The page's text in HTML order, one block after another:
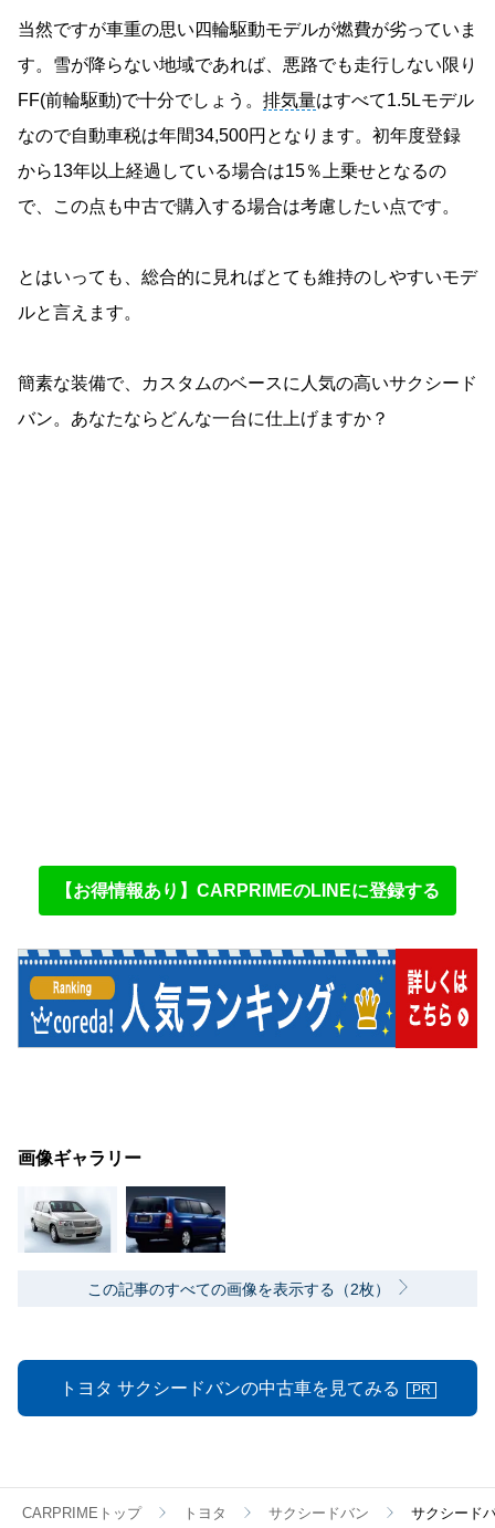
当然ですが車重の思い四輪駆動モデルが燃費が劣っていま
す。雪が降らない地域であれば、悪路でも走行しない限り
FF(前輪駆動)で十分でしょう。 排気量はすべて1.5Lモデル
なので自動車税は年間34,500円となります。初年度登録
から13年以上経過している場合は15％上乗せとなるの
で、この点も中古で購入する場合は考慮したい点です。
とはいっても、総合的に見ればとても維持のしやすいモデ
ルと言えます。
簡素な装備で、カスタムのベースに人気の高いサクシード
バン。あなたならどんな一台に仕上げますか？
【お得情報あり】CARPRIMEのLINEに登録する
画像ギャラリー
この記事のすべての画像を表示する（2枚）
トヨタ サクシードバンの中古車を見てみる PR
CARPRIMEトップ トヨタ サクシードバン サクシード